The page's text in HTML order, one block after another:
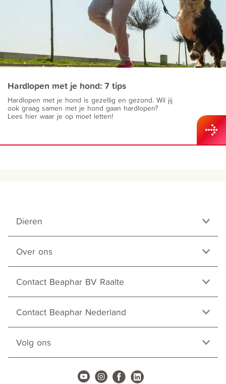
Hardlopen met je hond: 7 tips
Hardlopen met je hond is gezellig en gezond. Wil jij
ook graag samen met je hond gaan hardlopen?
Lees hier waar je op moet letten!
Dieren
Over ons
Contact Beaphar BV Raalte
Contact Beaphar Nederland
Volg ons